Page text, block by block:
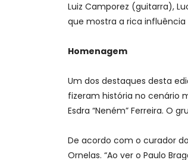
Luiz Camporez (guitarra),
que mostra a rica influência
Homenagem
Um dos destaques desta
fizeram história no cenário
Esdra “Neném” Ferreira. O
De acordo com o curador
Ornelas. “Ao ver o Paulo